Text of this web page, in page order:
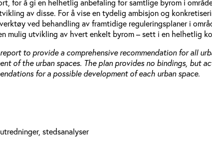
for å gi en helhetlig anbefaling for samtlige byrom i
av disse. For å vise en tydelig ambisjon og
ved behandling av framtidige reguleringsplaner i
mulig utvikling av hvert enkelt byrom – sett i en helhetlig
to provide a comprehensive recommendation for all
of the urban spaces. The plan provides no bindings,
for a possible development of each urban space.
stedsanalyser